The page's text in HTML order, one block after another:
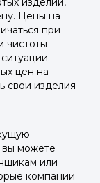
Цены на
при
чистоты
цен на
свои изделия
вы можете
или
компании